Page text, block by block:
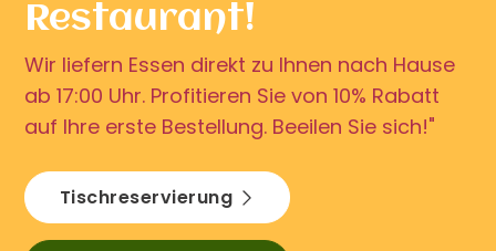
Restaurant!
Wir liefern Essen direkt zu Ihnen nach Hause
ab 17:00 Uhr. Profitieren Sie von 10% Rabatt
auf Ihre erste Bestellung. Beeilen Sie sich!"
Tischreservierung